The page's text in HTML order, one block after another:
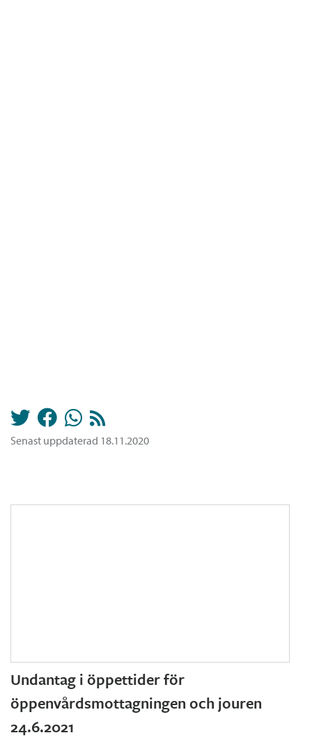
Senast uppdaterad 18.11.2020
Undantag i öppettider för
öppenvårdsmottagningen och jouren
24.6.2021